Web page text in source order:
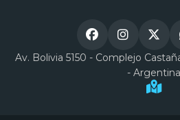
Av. Bolivia 5150 - Complejo
- Argentina